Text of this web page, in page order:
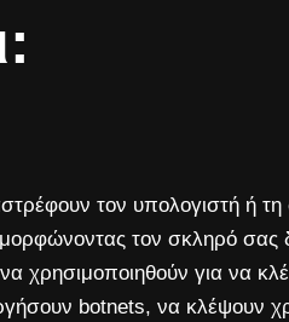
τον υπολογιστή ή
τον σκληρό σας
χρησιμοποιηθούν για να
botnets, να κλέψουν